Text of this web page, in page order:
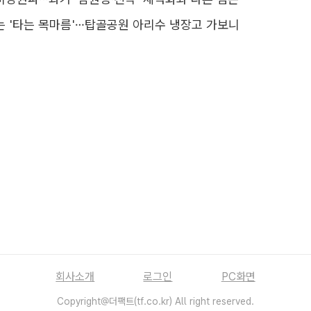
'타는 목마름'…탑골공원 아리수 냉장고 가보니
회사소개 로그인 PC화면
Copyright@더팩트(tf.co.kr) All right reserved.